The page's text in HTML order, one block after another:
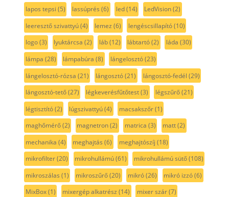
lapos tepsi (5) lassúprés (6) led(14) LedVision(2)
leeresztő szivattyú(4) lemez (6) lengéscsillapító(10)
logo(3) lyuktárcsa (2) láb(12) lábtartó(2) láda (30)
lámpa (28) lámpabúra (8) lángelosztó(23)
lángelosztó-rózsa (21) lángosztó(21) lángosztó-fedél (29)
lángosztó-tető(27) légkeverésfűtőtest(3) légszűrő(21)
légtisztító(2) lúgszivattyú(4) macsakszőr(1)
maghőmérő(2) magnetron(2) matrica (3) matt(2)
mechanika (4) meghajtás (6) meghajtószíj (18)
mikrofilter(20) mikrohullámú(61) mikrohullámú sütő(108)
mikroszálas (1) mikroszűrő(20) mikró(26) mikró izzó(6)
MixBox(1) mixergép alkatrész (14) mixer szár(7)